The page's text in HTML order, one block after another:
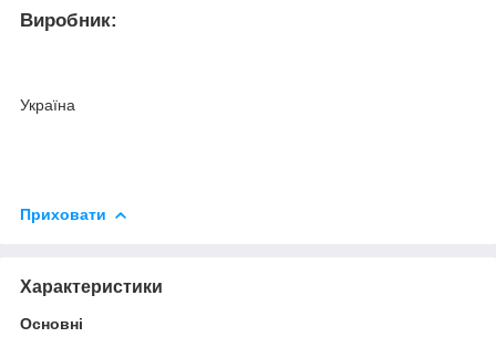
Виробник:
Україна
Приховати
Характеристики
Основні